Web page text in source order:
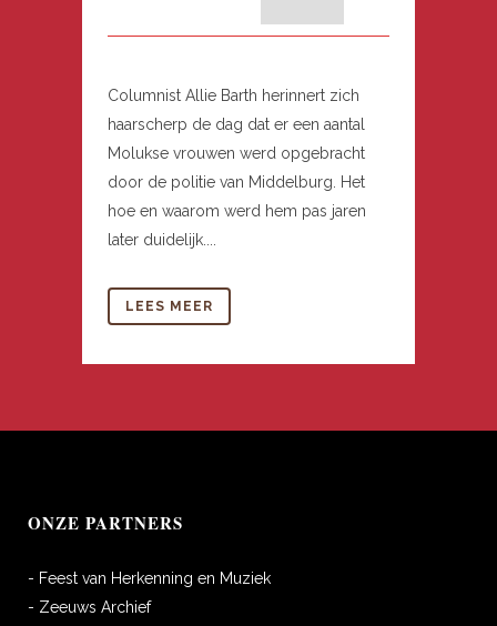
Columnist Allie Barth herinnert zich
haarscherp de dag dat er een aantal
Molukse vrouwen werd opgebracht
door de politie van Middelburg. Het
hoe en waarom werd hem pas jaren
later duidelijk....
LEES MEER
ONZE PARTNERS
- Feest van Herkenning en Muziek
- Zeeuws Archief